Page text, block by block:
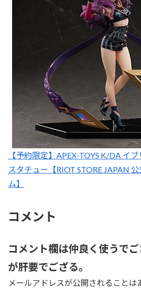
【予約限定】APEX-TOYS K/DA イ
スタチュー【RIOT STORE JAPAN
ム】
コメント
コメント欄は仲良く使うで
が肝要でござる。
メールアドレスが公開されることは